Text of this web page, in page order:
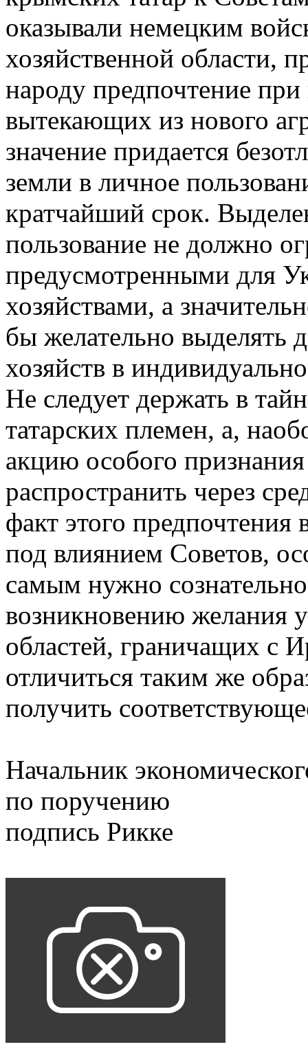
оказывали немецким
хозяйственной области,
народу предпочтение
вытекающих из нового
значение придается
земли в личное
кратчайший срок.
пользование не должно
предусмотренными для
хозяйствами, а
бы желательно
хозяйств в
Не следует держать в
татарских племен, а,
акцию особого
распространить через
факт этого
под влиянием Советов,
самым нужно сознательно
возникновению желания
областей, граничащих с
отличиться таким же
получить
Начальник
по поручению
подпись Рикке